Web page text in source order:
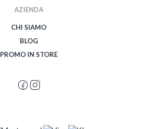
AZIENDA
CHI SIAMO
BLOG
PROMO IN STORE